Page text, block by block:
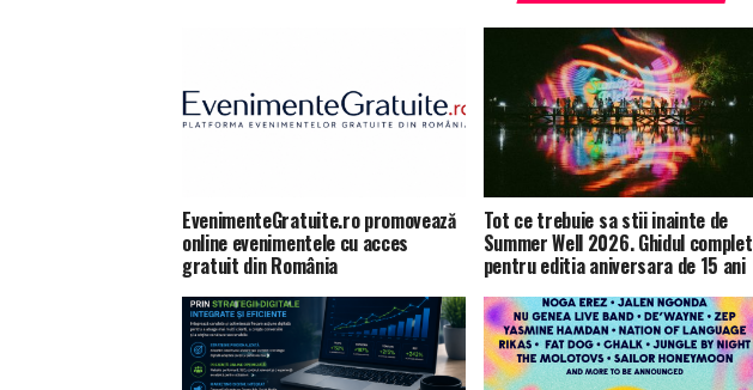
EvenimenteGratuite.ro promovează
online evenimentele cu acces
gratuit din România
Tot ce trebuie sa stii inainte de
Summer Well 2026. Ghidul complet
pentru editia aniversara de 15 ani